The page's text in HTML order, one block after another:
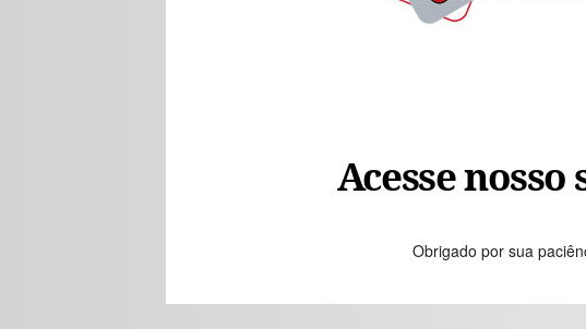
Acesse
Obrigado por sua